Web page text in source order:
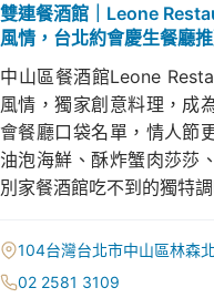
雙連餐酒館｜Leone
風情，台北約會慶生餐廳
中山區餐酒館Leone
風情，獨家創意料理，成
會餐廳口袋名單，情人節
油泡海鮮、酥炸蟹肉莎莎
別家餐酒館吃不到的獨特調
104台灣台北市中山區林森
02 2581 3109